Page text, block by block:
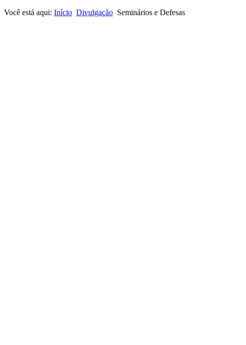
Você está aqui: Início Divulgação Seminários e Defesas